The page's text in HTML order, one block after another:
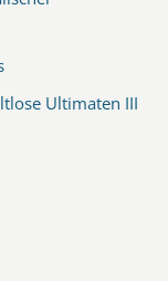
Ultimaten III